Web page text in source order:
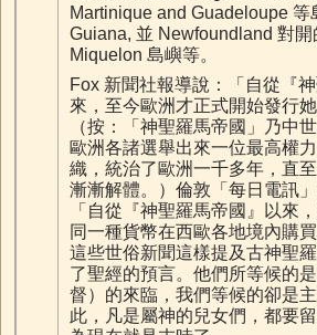
Martinique and Guadeloupe 等
Guiana, 並 Newfoundland 對開
Miquelon 島嶼等。
Fox 新聞社報導說：「自從『
來，至今歐洲才正式開始發行她
（按：「神聖羅馬帝國」乃中
歐洲各諸選舉出來一位最高權
織，統治了歐洲一千多年，直
漸漸解體。）倫敦「每日電訊
「自從『神聖羅馬帝國』以來
同一種貨幣在西歐各地境內購
這些世俗新聞這樣提及古神聖
了聖經的預言。他們所等候的
督）的來臨，我們等候的卻是
此，凡是屬神的兒女們，都要